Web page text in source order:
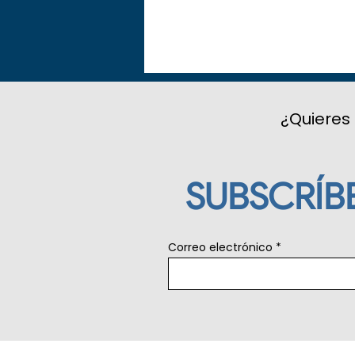
Correo electrónico